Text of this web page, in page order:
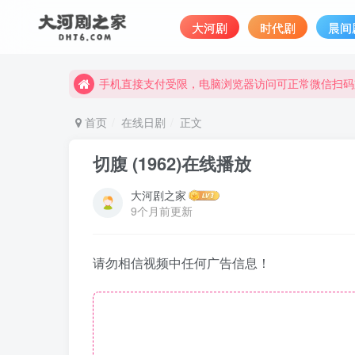
大河剧 时代剧 晨间
手机直接支付受限，电脑浏览器访问可正常微信扫
手机直接支付受限，电脑浏览器访问可正常微信扫码
首页 在线日剧 正文
切腹 (1962)在线播放
大河剧之家
9个月前更新
请勿相信视频中任何广告信息！